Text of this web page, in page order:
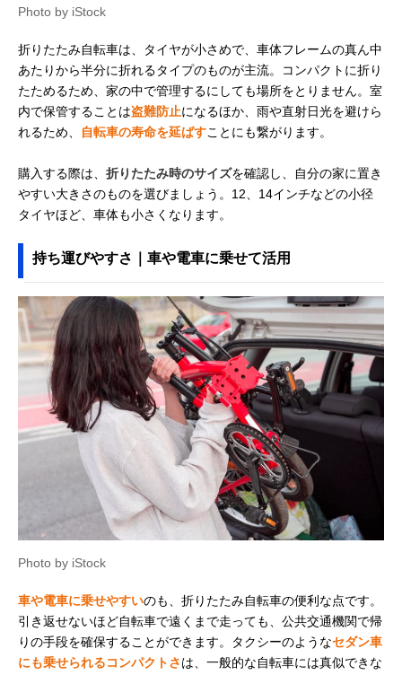
Photo by iStock
折りたたみ自転車は、タイヤが小さめで、車体フレームの真ん中
あたりから半分に折れるタイプのものが主流。コンパクトに折り
たためるため、家の中で管理するにしても場所をとりません。室
内で保管することは盗難防止になるほか、雨や直射日光を避けら
れるため、
自転車の寿命を延ばすことにも繋がります。
購入する際は、 折りたたみ時のサイズを確認し、自分の家に置き
やすい大きさのものを選びましょう。12、14インチなどの小径
タイヤほど、車体も小さくなります。
持ち運びやすさ｜車や電車に乗せて活用
Photo by iStock
車や電車に乗せやすいのも、折りたたみ自転車の便利な点です。
引き返せないほど自転車で遠くまで走っても、公共交通機関で帰
りの手段を確保することができます。タクシーのようなセダン車
にも乗せられるコンパクトさは、一般的な自転車には真似できな